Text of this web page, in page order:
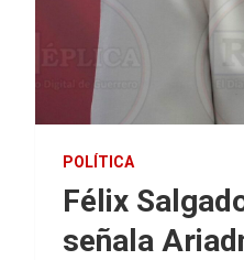
POLÍTICA
Félix
señala